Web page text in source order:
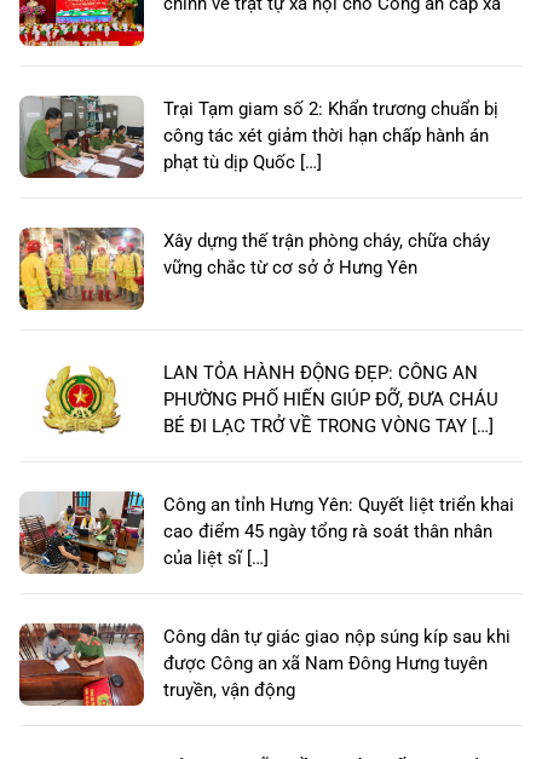
Trại Tạm giam số 2: Khẩn trương chuẩn bị
công tác xét giảm thời hạn chấp hành án
phạt tù dịp Quốc […]
Xây dựng thế trận phòng cháy, chữa cháy
vững chắc từ cơ sở ở Hưng Yên
LAN TỎA HÀNH ĐỘNG ĐẸP: CÔNG AN
PHƯỜNG PHỐ HIẾN GIÚP ĐỠ, ĐƯA CHÁU
BÉ ĐI LẠC TRỞ VỀ TRONG VÒNG TAY […]
Công an tỉnh Hưng Yên: Quyết liệt triển khai
cao điểm 45 ngày tổng rà soát thân nhân
của liệt sĩ […]
Công dân tự giác giao nộp súng kíp sau khi
được Công an xã Nam Đông Hưng tuyên
truyền, vận động